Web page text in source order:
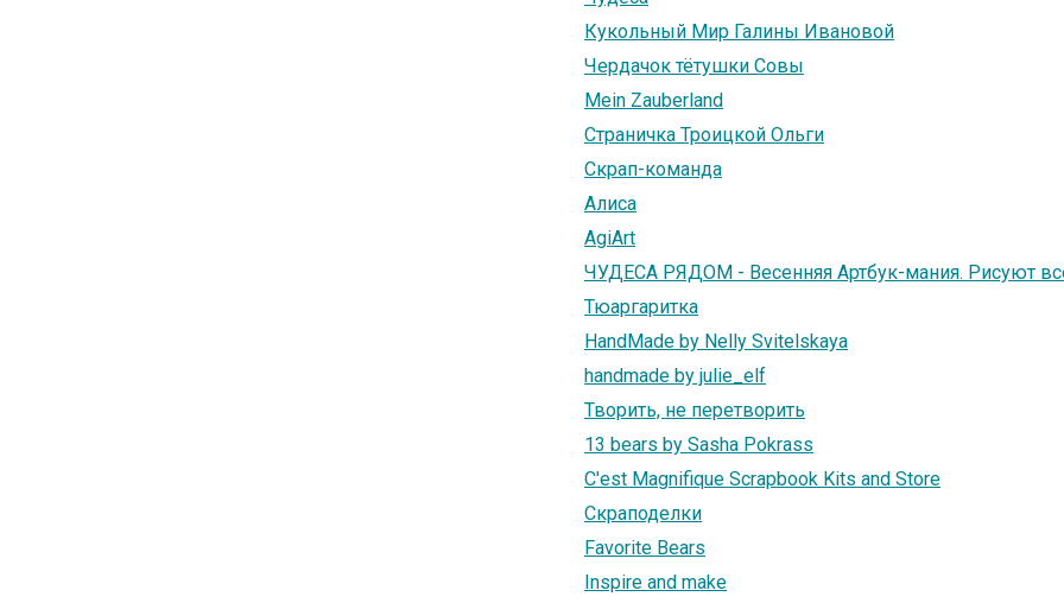
Кукольный Мир Галины Ивановой
Чердачок тётушки Совы
Mein Zauberland
Страничка Троицкой Ольги
Скрап-команда
Алиса
AgiArt
ЧУДЕСА РЯДОМ - Весенняя Артбук-мания. Рисуют
Тюаргаритка
HandMade by Nelly Svitelskaya
handmade by julie_elf
Творить, не перетворить
13 bears by Sasha Pokrass
C'est Magnifique Scrapbook Kits and Store
Скраподелки
Favorite Bears
Inspire and make